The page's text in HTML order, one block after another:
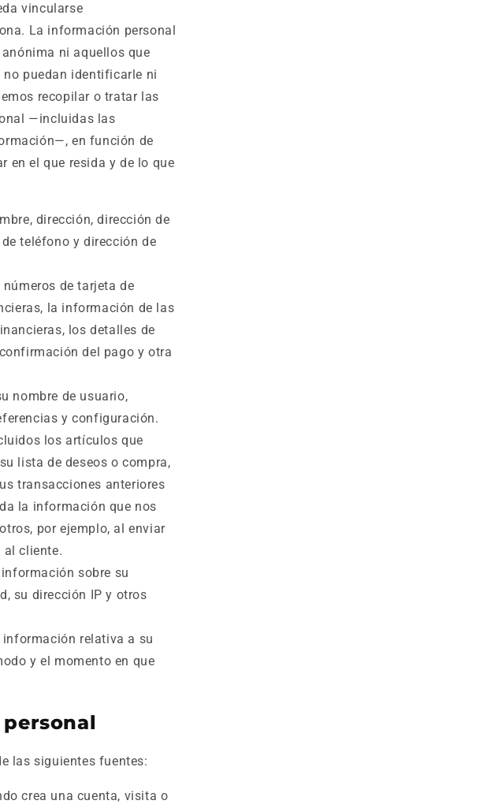
vincularse
La información personal
ni aquellos que
puedan identificarle ni
recopilar o tratar las
—incluidas las
en función de
en el que resida y de lo que
dirección, dirección de
teléfono y dirección de
de tarjeta de
la información de las
los detalles de
del pago y otra
nombre de usuario,
y configuración.
los artículos que
lista de deseos o compra,
transacciones anteriores
la información que nos
por ejemplo, al enviar
al cliente.
sobre su
su dirección IP y otros
relativa a su
y el momento en que
las siguientes fuentes:
crea una cuenta, visita o